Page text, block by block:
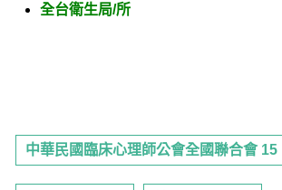
全台衛生局/所
中華民國臨床心理師公會全國聯合會 15